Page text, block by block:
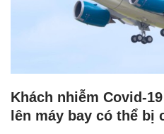
Khách nhiễm Covid-
lên máy bay có thể bị